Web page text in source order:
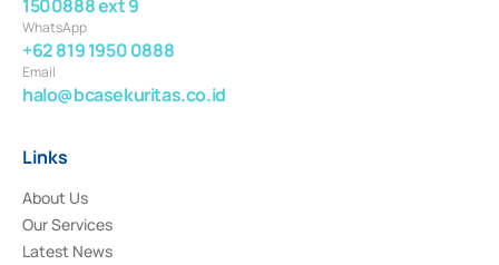
1500888 ext 9
WhatsApp
+62 819 1950 0888
Email
halo@bcasekuritas.co.id
Links
About Us
Our Services
Latest News